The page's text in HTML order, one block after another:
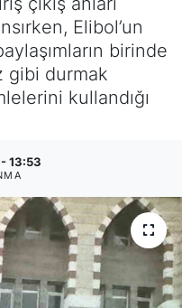
Elibol’un
birinde
gibi durmak
kullandığı
13:53